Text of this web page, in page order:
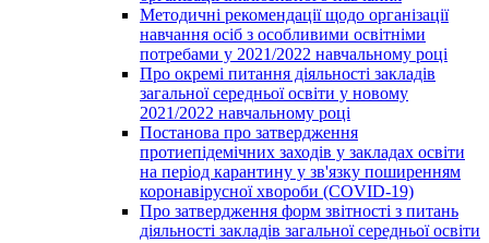
Методичні рекомендації щодо організації
навчання осіб з особливими освітніми
потребами у 2021/2022 навчальному році
Про окремі питання діяльності закладів
загальної середньої освіти у новому
2021/2022 навчальному році
Постанова про затвердження
протиепідемічних заходів у закладах освіти
на період карантину у зв'язку поширенням
коронавірусної хвороби (COVID-19)
Про затвердження форм звітності з питань
діяльності закладів загальної середньої освіти